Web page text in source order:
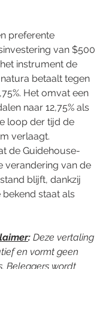
preferente
van $500
instrument de
betaalt tegen
Het omvat een
naar 12,75% als
loop der tijd de
verlaagt.
de Guidehouse-
verandering van de
blijft, dankzij
staat als
: Deze vertaling
en vormt geen
Beleggers wordt